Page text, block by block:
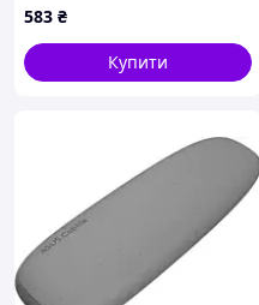
583 ₴
Купити